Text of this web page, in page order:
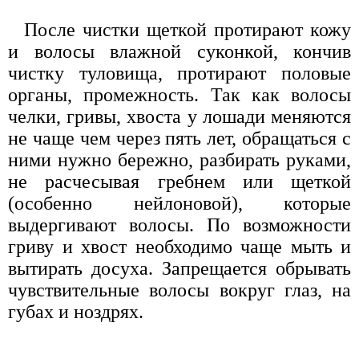
После чистки щеткой протирают кожу
и волосы влажной суконкой, кончив
чистку туловища, протирают половые
органы, промежность. Так как волосы
челки, гривы, хвоста у лошади меняются
не чаще чем через пять лет, обращаться с
ними нужно бережно, разбирать руками,
не расчесывая гребнем или щеткой
(особенно нейлоновой), которые
выдергивают волосы. По возможности
гриву и хвост необходимо чаще мыть и
вытирать досуха. Запрещается обрывать
чувствительные волосы вокруг глаз, на
губах и ноздрях.